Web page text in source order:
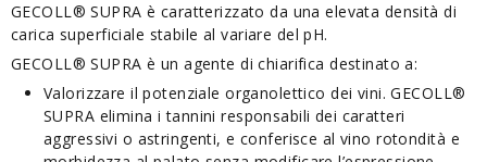
GECOLL® SUPRA è caratterizzato da una elevata densità di
carica superficiale stabile al variare del pH.
GECOLL® SUPRA è un agente di chiarifica destinato a:
Valorizzare il potenziale organolettico dei vini. GECOLL®
SUPRA elimina i tannini responsabili dei caratteri
aggressivi o astringenti, e conferisce al vino rotondità e